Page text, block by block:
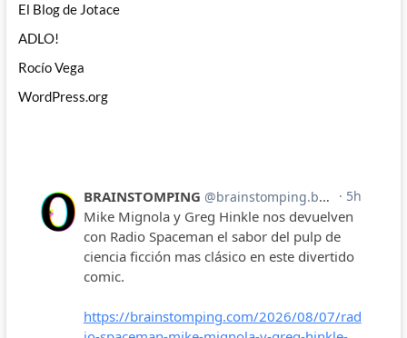
El Blog de Jotace
ADLO!
Rocío Vega
WordPress.org